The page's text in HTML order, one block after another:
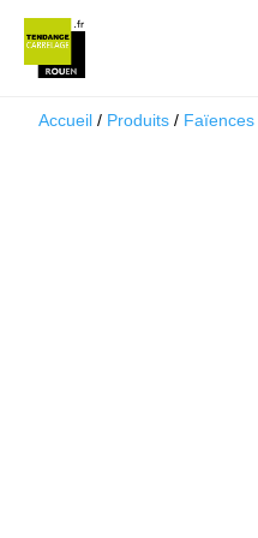
Accueil / Produits / Faïences